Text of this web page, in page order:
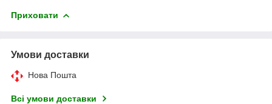
Приховати
Умови доставки
Нова Пошта
Всі умови доставки